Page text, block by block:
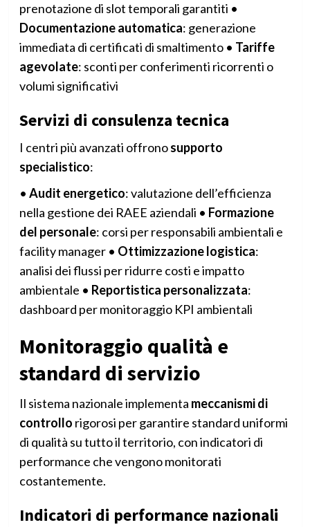
prenotazione di slot temporali garantiti •
Documentazione automatica: generazione
immediata di certificati di smaltimento • Tariffe
agevolate: sconti per conferimenti ricorrenti o
volumi significativi
Servizi di consulenza tecnica
I centri più avanzati offronosupporto
specialistico:
• Audit energetico: valutazione dell’efficienza
nella gestione dei RAEE aziendali • Formazione
del personale: corsi per responsabili ambientali e
facility manager • Ottimizzazione logistica:
analisi dei flussi per ridurre costi e impatto
ambientale • Reportistica personalizzata:
dashboard per monitoraggio KPI ambientali
Monitoraggio qualità e
standard di servizio
Il sistema nazionale implementa meccanismi di
controllo rigorosi per garantire standard uniformi
di qualità su tutto il territorio, con indicatori di
performance che vengono monitorati
costantemente.
Indicatori di performance nazionali